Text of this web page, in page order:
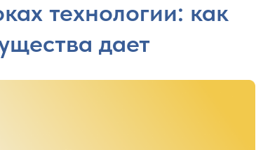
технологии: как
дает